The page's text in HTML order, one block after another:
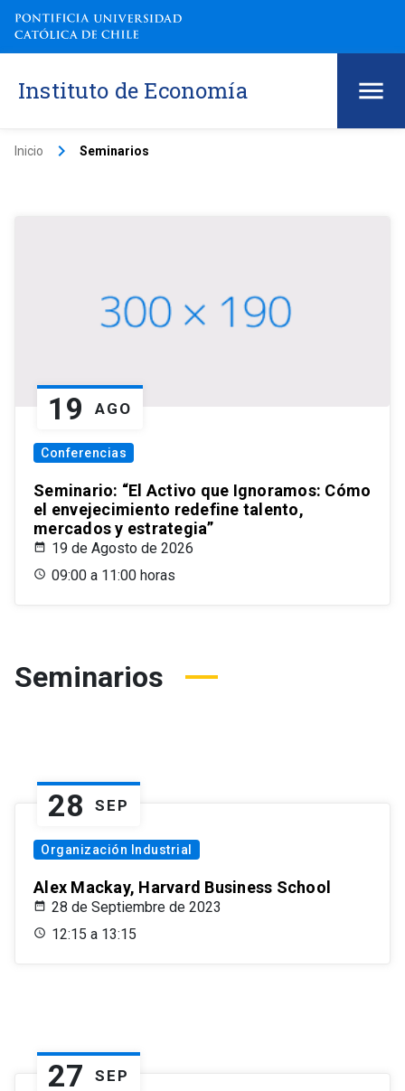
Instituto de Economía
Inicio keyboard_arrow_right Seminarios
19 AGO
Conferencias
Seminario: “El Activo que Ignoramos: Cómo
el envejecimiento redefine talento,
mercados y estrategia”
19 de Agosto de 2026
09:00 a 11:00 horas
Seminarios
28 SEP
Organización Industrial
Alex Mackay, Harvard Business School
28 de Septiembre de 2023
12:15 a 13:15
27 SEP